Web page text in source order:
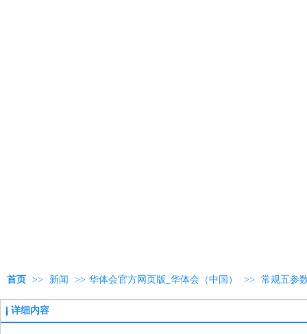
首页 >> 新闻 >> 华体会官方网页版_华体会（中国） >> 常规五参
详细内容